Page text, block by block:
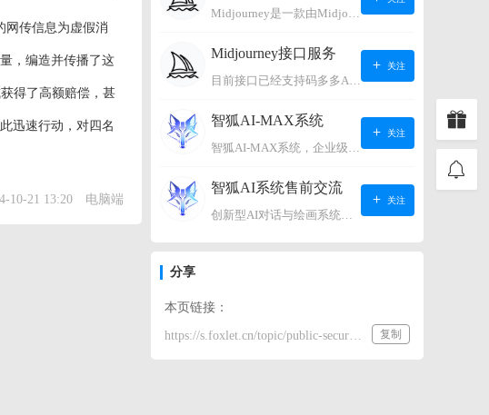
Midjourney是一款由Midjourney有限公司开发的数字艺术工具软件，具有生成虚拟世界的强大能力，可根据用户输入的文字或语音在虚拟世界中生成对应场景，使用户能够探索和创造自己的数字艺术作品。
Midjourney接口服务
目前接口已经支持码多多AI系统、小狐狸AI系统，如需其它接口请联系微信客服：lonconst
关注
智狐AI-MAX系统
智狐AI-MAX系统，企业级AI知识库，可以进行AI对话、AI应用，拥有强大的第三方对接能力。适用企业智能客服、企业智能文档、专家顾问助理等多种企业级商业场景，具有较大的商业使用价值。 如需购买请联系客服微信：lonconst
关注
智狐AI系统售前交流
创新型AI对话与绘画系统（非官方） 如需购买请联系微信客服：lonconst
关注
分享
本页链接：
https://s.foxlet.cn/topic/public-security-organs-crack-down-on-rumors 复制
网传信息为虚假消
，编造并传播了这
得了高额赔偿，甚
迅速行动，对四名
10-21 13:20 电脑端